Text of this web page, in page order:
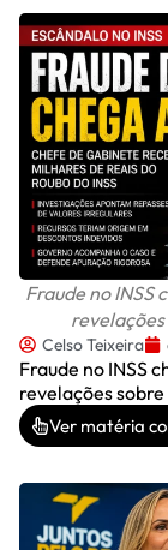
Fraude no INSS
Celso Teixeira
Fraude no INSS
revelações
Ver matéria